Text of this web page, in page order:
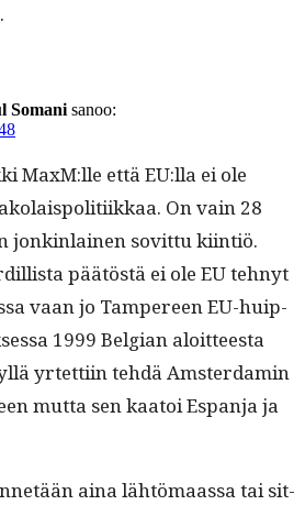
Somani sanoo:
MaxM:lle että EU:lla ei ole
On vain 28
jonkin­lainen sovit­tu kiin­tiö.
päätöstä ei ole EU tehnyt
vaan jo Tam­pereen EU-huip­
1999 Bel­gian aloit­teesta
yrtet­ti­in tehdä Ams­ter­damin
mut­ta sen kaa­toi Espan­ja ja
aina lähtö­maas­sa tai sit­